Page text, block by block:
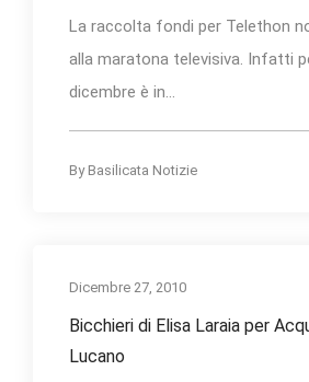
La raccolta fondi per Telethon
alla maratona televisiva. Infatti
dicembre è in...
By Basilicata Notizie
Dicembre 27, 2010
Bicchieri di Elisa Laraia per
Lucano